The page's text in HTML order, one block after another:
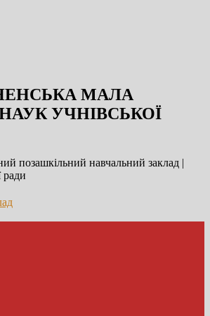
МАЛА
УЧНІВСЬКОЇ
позашкільний навчальний заклад |
ради